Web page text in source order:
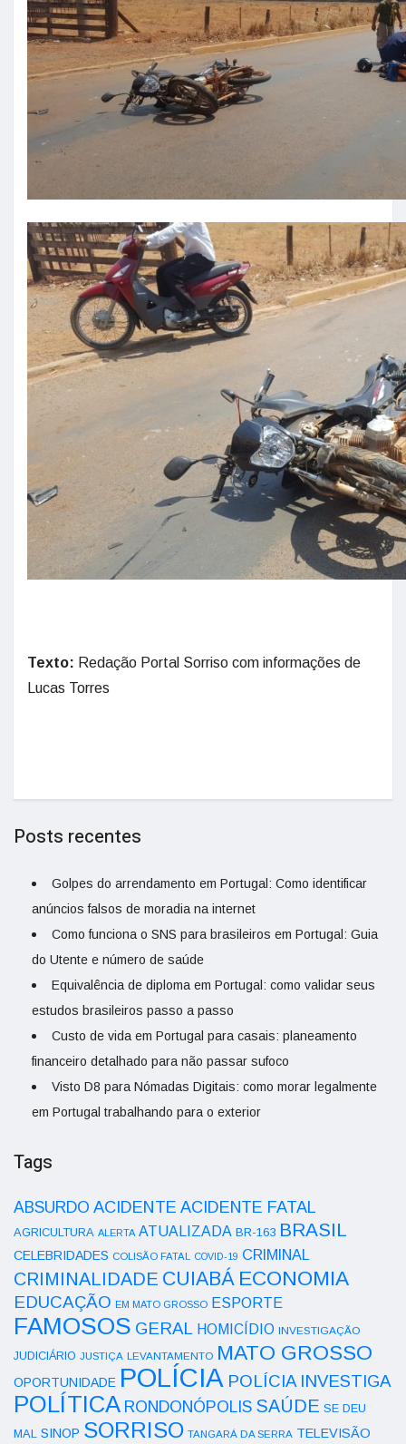
Texto: Redação Portal Sorriso com informações de
Lucas Torres
Posts recentes
Golpes do arrendamento em Portugal: Como identificar
anúncios falsos de moradia na internet
Como funciona o SNS para brasileiros em Portugal: Guia
do Utente e número de saúde
Equivalência de diploma em Portugal: como validar seus
estudos brasileiros passo a passo
Custo de vida em Portugal para casais: planeamento
financeiro detalhado para não passar sufoco
Visto D8 para Nómadas Digitais: como morar legalmente
em Portugal trabalhando para o exterior
Tags
ABSURDO ACIDENTE ACIDENTE FATAL
AGRICULTURA ALERTA ATUALIZADA BR-163 BRASIL
CELEBRIDADES COLISÃO FATAL COVID-19 CRIMINAL
CRIMINALIDADE CUIABÁ ECONOMIA
EDUCAÇÃO EM MATO GROSSO ESPORTE
FAMOSOS GERAL HOMICÍDIO INVESTIGAÇÃO
JUDICIÁRIO JUSTIÇA LEVANTAMENTO MATO GROSSO
OPORTUNIDADE POLÍCIA POLÍCIA INVESTIGA
POLÍTICA RONDONÓPOLIS SAÚDE SE DEU
MAL SINOP SORRISO TANGARÁ DA SERRA TELEVISÃO